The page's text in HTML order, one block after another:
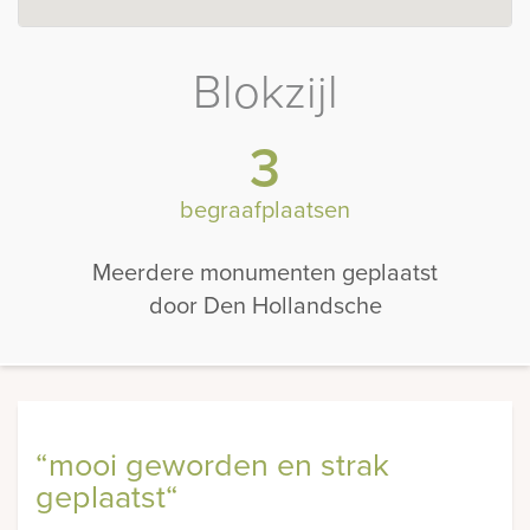
Blokzijl
3
begraafplaatsen
Meerdere monumenten geplaatst
door Den Hollandsche
“mooi geworden en strak
geplaatst“
“ Al veel positieve complimenten
ontvangen“